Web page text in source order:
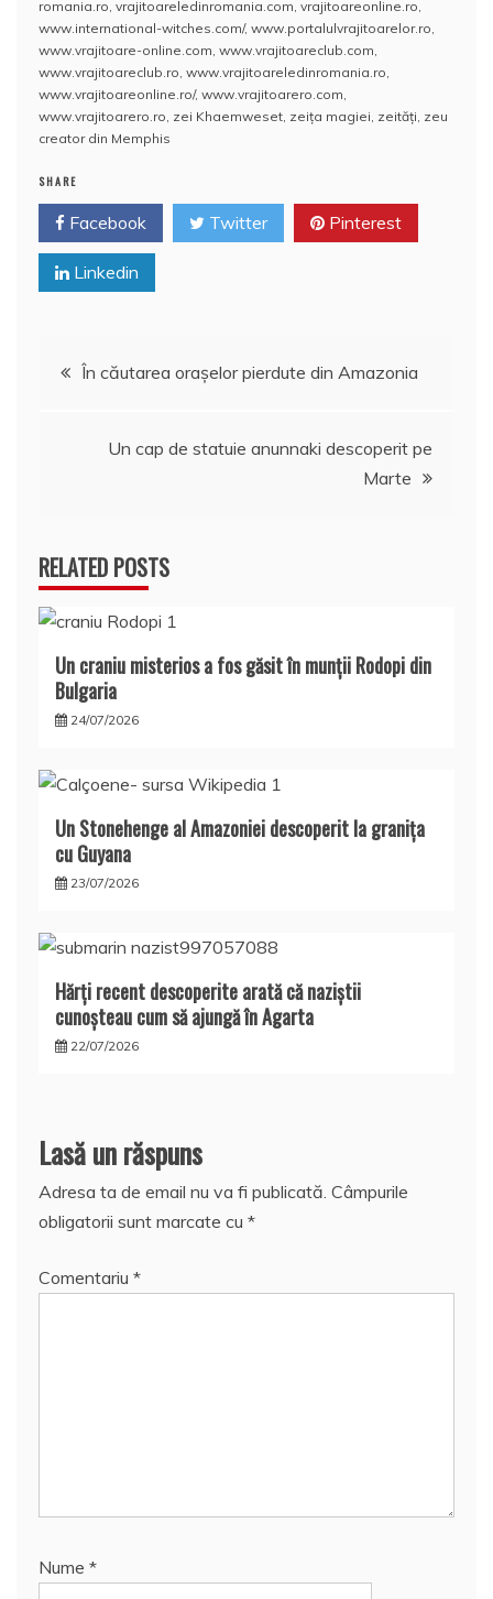
romania.ro vrajitoareledinromania.com vrajitoareonline.ro
www.international-witches.com/, www.portalulvrajitoarelor.ro
www.vrajitoare-online.com www.vrajitoareclub.com
www.vrajitoareclub.ro www.vrajitoareledinromania.ro
www.vrajitoareonline.ro/, www.vrajitoarero.com
www.vrajitoarero.ro zei Khaemweset zeiţa magiei zeităţi zeu
creator din Memphis
SHARE
Facebook Twitter Pinterest
Linkedin
Navigare
În căutarea oraşelor pierdute din Amazonia
Un cap de statuie anunnaki descoperit pe
Marte
RELATED POSTS
Un craniu misterios a fos găsit în munţii Rodopi din
Bulgaria
24/07/2026
Un Stonehenge al Amazoniei descoperit la graniţa
cu Guyana
23/07/2026
Hărţi recent descoperite arată că naziştii
cunoşteau cum să ajungă în Agarta
22/07/2026
Lasă un răspuns
Adresa ta de email nu va fi publicată. Câmpurile
obligatorii sunt marcate cu *
Comentariu *
Nume *